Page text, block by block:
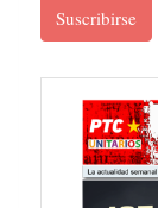
Suscribirse